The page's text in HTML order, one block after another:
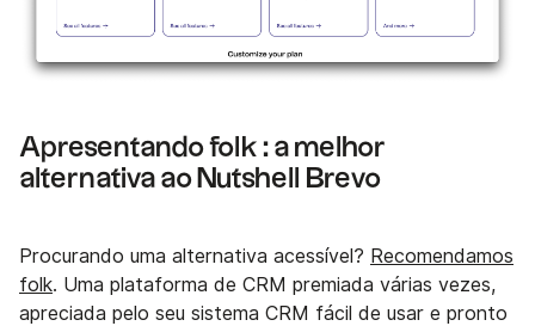
Apresentando folk : a melhor
alternativa ao Nutshell Brevo
Procurando uma alternativa acessível? Recomendamos
folk. Uma plataforma de CRM premiada várias vezes,
apreciada pelo seu sistema CRM fácil de usar e pronto